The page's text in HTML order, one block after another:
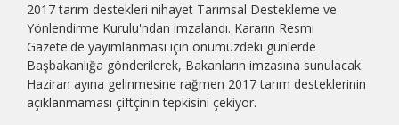
2017 tarım destekleri nihayet Tarımsal Destekleme ve
Yönlendirme Kurulu'ndan imzalandı. Kararın Resmi
Gazete'de yayımlanması için önümüzdeki günlerde
Başbakanlığa gönderilerek, Bakanların imzasına sunulacak.
Haziran ayına gelinmesine rağmen 2017 tarım desteklerinin
açıklanmaması çiftçinin tepkisini çekiyor.